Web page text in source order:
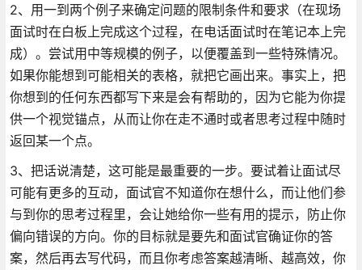
2、用一到两个例子来确定问题的限制条件和要求（在现场
面试时在白板上完成这个过程，在电话面试时在笔记本上完
成）。尝试用中等规模的例子，以便覆盖到一些特殊情况。
如果你能想到可能相关的表格，就把它画出来。事实上，把
你想到的任何东西都写下来是会有帮助的，因为它能为你提
供一个视觉锚点，从而让你在走不通时或者思考过程中随时
返回某一个点。
3、把话说清楚，这可能是最重要的一步。要试着让面试尽
可能有更多的互动，面试官不知道你在想什么，而让他们参
与到你的思考过程里，会让她给你一些有用的提示，防止你
偏向错误的方向。你的目标就是要先和面试官确证你的答
案，然后再去写代码，而且你考虑答案越清晰、越高效，你